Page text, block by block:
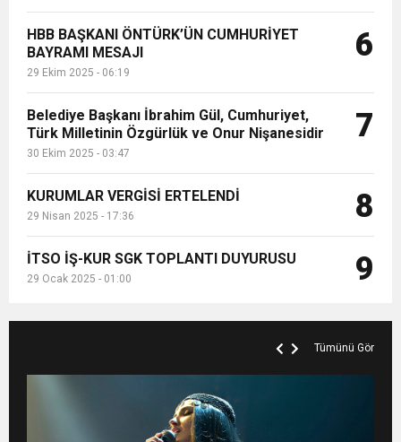
HBB BAŞKANI ÖNTÜRK’ÜN CUMHURİYET
BAYRAMI MESAJI
29 Ekim 2025 - 06:19
6
Belediye Başkanı İbrahim Gül, Cumhuriyet,
Türk Milletinin Özgürlük ve Onur Nişanesidir
30 Ekim 2025 - 03:47
7
KURUMLAR VERGİSİ ERTELENDİ
29 Nisan 2025 - 17:36 8
İTSO İŞ-KUR SGK TOPLANTI DUYURUSU
29 Ocak 2025 - 01:00 9
Tümünü Gör